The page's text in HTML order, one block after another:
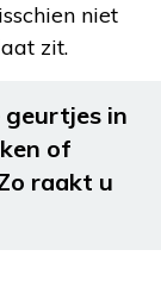
niet
zit.
geurtjes in
of
raakt u